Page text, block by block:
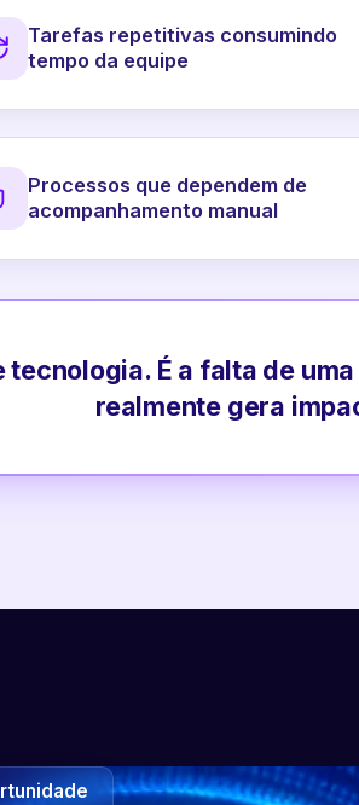
Tarefas repetitivas consumindo
tempo da equipe
Processos que dependem de
acompanhamento manual
tecnologia. É a falta de uma
realmente gera